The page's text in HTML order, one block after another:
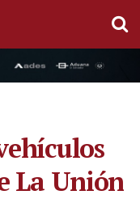
La Unión